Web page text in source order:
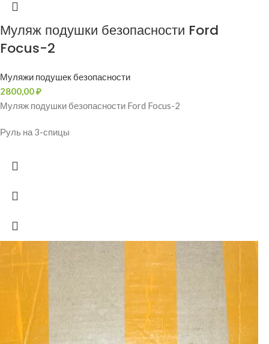
Муляж подушки безопасности Ford
Focus-2
Муляжи подушек безопасности
2800,00₽
Муляж подушки безопасности Ford Focus-2
Руль на 3-спицы